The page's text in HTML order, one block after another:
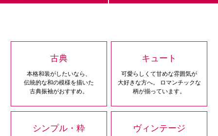
古典
本格和装がしたいなら、
伝統的な和の模様を描いた
古典振袖がおすすめ。
キュート
可愛らしくて甘めな雰囲気が
大好きな方へ。
ロマンチックな
柄が揃っています。
シンプル・粋 ヴィンテージ